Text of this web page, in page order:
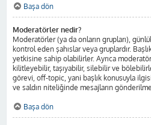
Başa dön
Moderatörler nedir?
Moderatörler (ya da onların grupları),
kontrol eden şahıslar veya gruplardır.
yetkisine sahip olabilirler. Ayrıca moderatör
kilitleyebilir, taşıyabilir, silebilir ve
görevi, off-topic, yani başlık konusuyla
ve saldırı niteliğinde mesajların
Başa dön